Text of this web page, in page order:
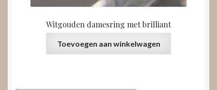
Witgouden damesring met brilliant
Toevoegen aan winkelwagen